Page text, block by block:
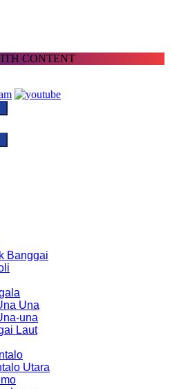
CONTENT
Banggai
Una
una
Laut
Utara